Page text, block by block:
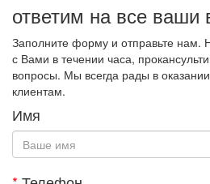
ответим на все ваши
Заполните форму и отправьте нам.
с Вами в течении часа,
вопросы. Мы всегда рады в
клиентам.
Имя